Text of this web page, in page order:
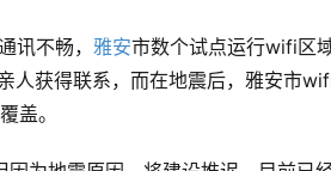
讯不畅， 雅安市数个试点运行wifi区
人获得联系，而在地震后，雅安市
盖。